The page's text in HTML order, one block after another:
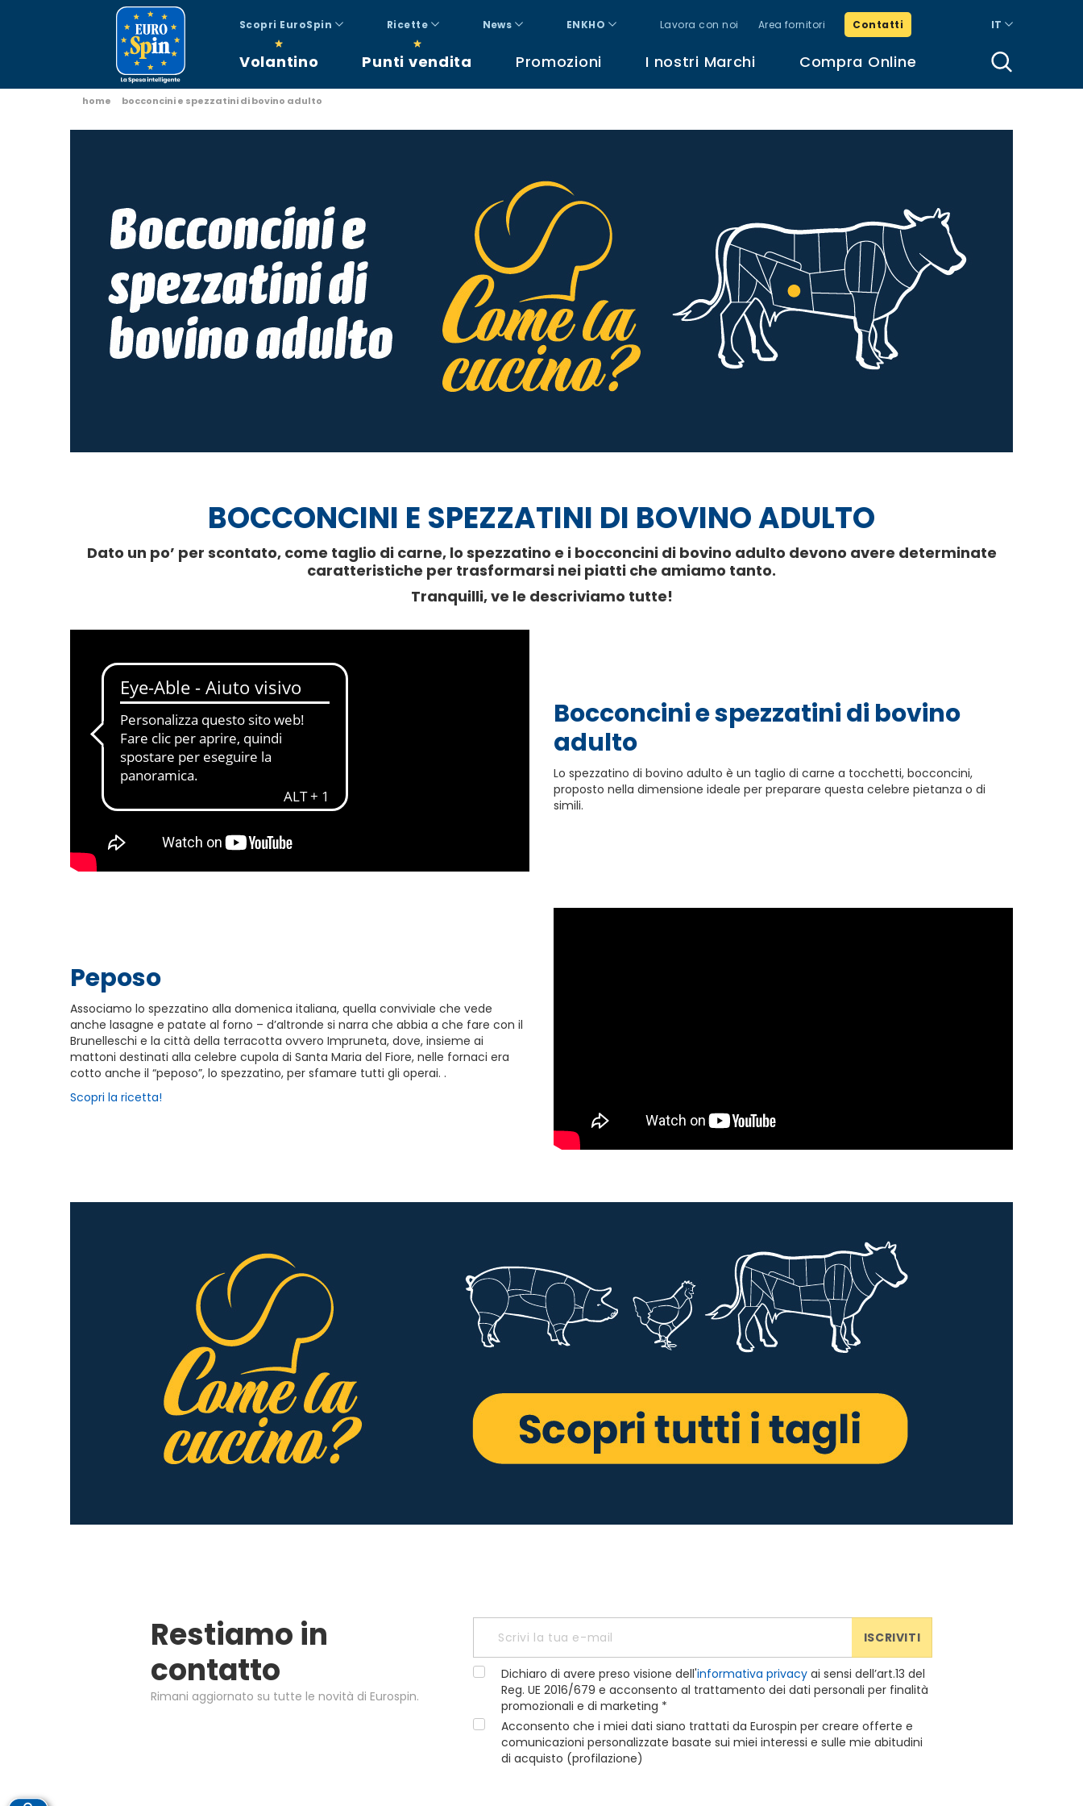
Scopri EuroSpin Ricette News ENKHO Lavora con noi Area fornitori Contatti IT
Volantino Punti vendita Promozioni I nostri Marchi Compra Online
home bocconcini e spezzatini di bovino adulto
BOCCONCINI E SPEZZATINI DI BOVINO ADULTO
Dato un po’ per scontato, come taglio di carne, lo spezzatino e i bocconcini di bovino adulto devono avere determinate
caratteristiche per trasformarsi nei piatti che amiamo tanto.
Tranquilli, ve le descriviamo tutte!
Bocconcini e spezzatini di bovino
adulto
Lo spezzatino di bovino adulto è un taglio di carne a tocchetti, bocconcini,
proposto nella dimensione ideale per preparare questa celebre pietanza o di
simili.
Peposo
Associamo lo spezzatino alla domenica italiana, quella conviviale che vede
anche lasagne e patate al forno – d’altronde si narra che abbia a che fare con il
Brunelleschi e la città della terracotta ovvero Impruneta, dove, insieme ai
mattoni destinati alla celebre cupola di Santa Maria del Fiore, nelle fornaci era
cotto anche il “peposo”, lo spezzatino, per sfamare tutti gli operai. .
Scopri la ricetta!
Restiamo in
contatto
Rimani aggiornato su tutte le novità di Eurospin.
ISCRIVITI
Dichiaro di avere preso visione dell'informativa privacyai sensi dell’art.13 del
Reg. UE 2016/679 e acconsento al trattamento dei dati personali per finalità
promozionali e di marketing *
Acconsento che i miei dati siano trattati da Eurospin per creare offerte e
comunicazioni personalizzate basate sui miei interessi e sulle mie abitudini
di acquisto (profilazione)